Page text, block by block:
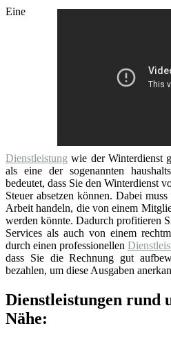
Eine
Dienstleistung wie der Winterdienst
als eine der sogenannten
bedeutet, dass Sie den Winterdienst
Steuer absetzen können. Dabei
Arbeit handeln, die von einem
werden könnte. Dadurch profitieren
Services als auch von einem
durch einen professionellen
dass Sie die Rechnung gut
bezahlen, um diese Ausgaben
Dienstleistungen rund
Nähe: